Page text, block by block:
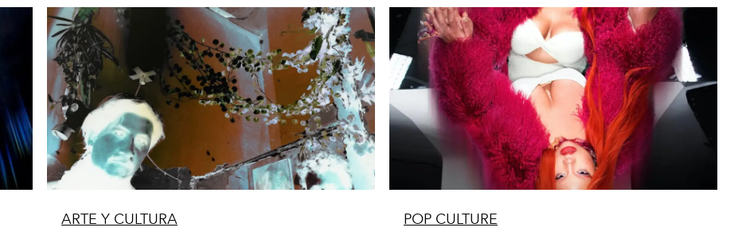
ARTE Y CULTURA POP CULTURE